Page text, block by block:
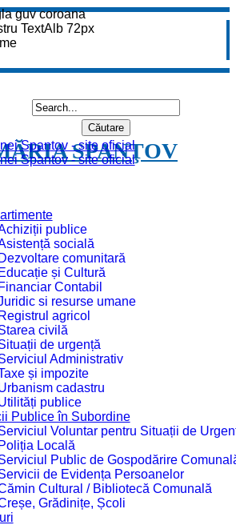
SPANŢOV
publice
socială
Dezvoltare comunitară
Educație și Cultură
Financiar Contabil
si resurse umane
Registrul agricol
civilă
de urgență
Administrativ
și impozite
cadastru
publice
Publice în Subordine
Voluntar pentru Situații de
Poliția Locală
Public de Gospodărire
de Evidența Persoanelor
Cultural / Bibliotecă Comunală
Grădinițe, Școli